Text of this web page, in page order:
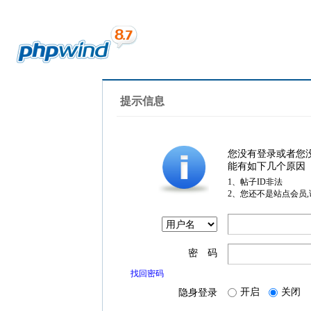
提示信息
您没有登录或者您
能有如下几个原因
1、帖子ID非法
2、您还不是站点会员
密 码
找回密码
隐身登录 开启 关闭